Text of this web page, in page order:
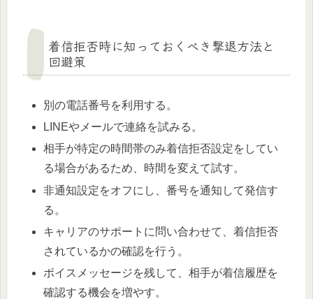
着信拒否時に知っておくべき撃退方法と
回避策
別の電話番号を利用する。
LINEやメールで連絡を試みる。
相手が特定の時間帯のみ着信拒否設定をしてい
る場合があるため、時間を変えて試す。
非通知設定をオフにし、番号を通知して発信す
る。
キャリアのサポートに問い合わせて、着信拒否
されているかの確認を行う。
ボイスメッセージを残して、相手が着信履歴を
確認する機会を増やす。